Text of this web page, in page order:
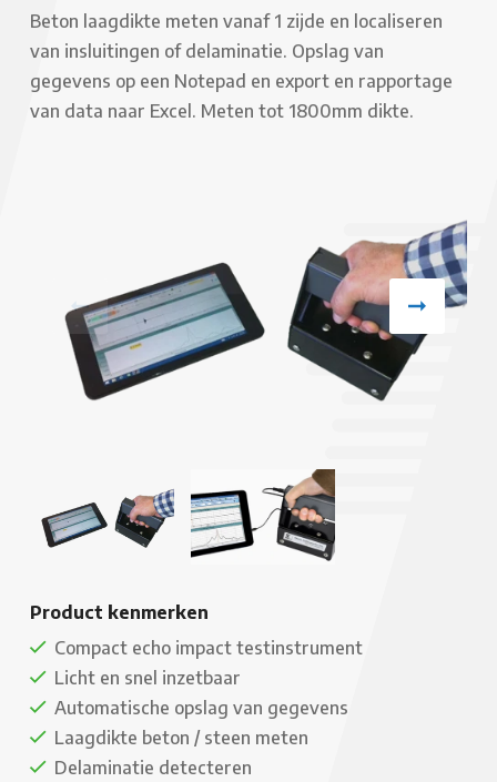
Beton laagdikte meten vanaf 1 zijde en localiseren
van insluitingen of delaminatie. Opslag van
gegevens op een Notepad en export en rapportage
van data naar Excel. Meten tot 1800mm dikte.
Product kenmerken
Compact echo impact testinstrument
Licht en snel inzetbaar
Automatische opslag van gegevens
Laagdikte beton / steen meten
Delaminatie detecteren